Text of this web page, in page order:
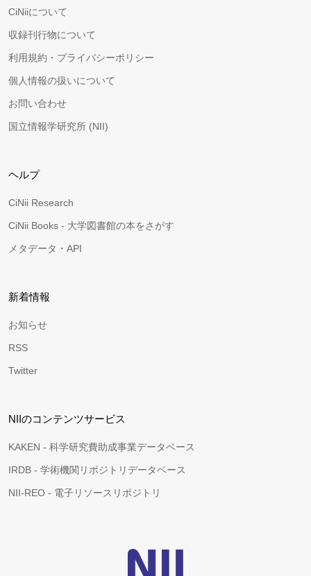
CiNiiについて
収録刊行物について
利用規約・プライバシーポリシー
個人情報の扱いについて
お問い合わせ
国立情報学研究所 (NII)
ヘルプ
CiNii Research
CiNii Books - 大学図書館の本をさがす
メタデータ・API
新着情報
お知らせ
RSS
Twitter
NIIのコンテンツサービス
KAKEN - 科学研究費助成事業データベース
IRDB - 学術機関リポジトリデータベース
NII-REO - 電子リソースリポジトリ